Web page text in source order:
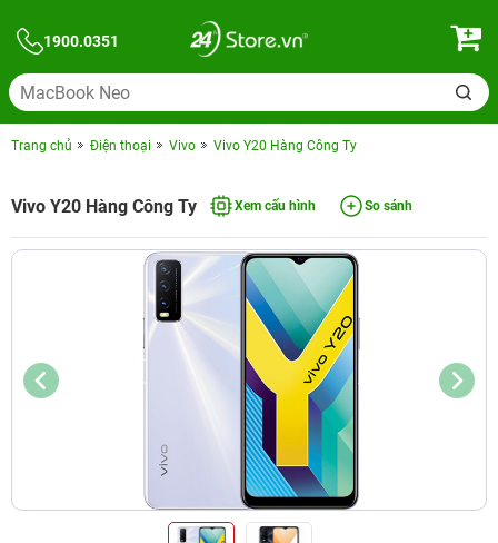
1900.0351
Trang chủ Điện thoại Vivo Vivo Y20 Hàng Công Ty
Vivo Y20 Hàng Công Ty Xem cấu hình So sánh